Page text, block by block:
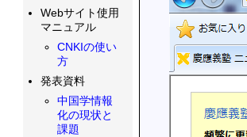
Webサイト使用
マニュアル
CNKIの使い
方
発表資料
中国学情報
化の現状と
課題